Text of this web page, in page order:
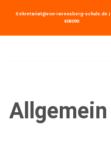
Zum
Sekretariat@von-ravensberg-schule.de|
808090
Allgemein